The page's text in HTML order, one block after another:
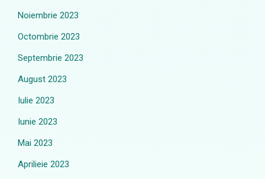
Noiembrie 2023
Octombrie 2023
Septembrie 2023
August 2023
Iulie 2023
Iunie 2023
Mai 2023
Aprilieie 2023